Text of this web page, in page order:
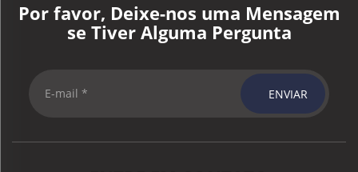
Por favor, Deixe-nos uma Mensagem
se Tiver Alguma Pergunta
ENVIAR